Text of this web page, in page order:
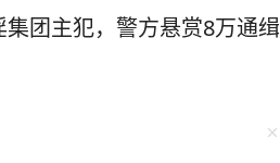
度、东经143.4度，中心附近
里/小时），中心最低气压为9
团主犯，警方悬赏8万通缉